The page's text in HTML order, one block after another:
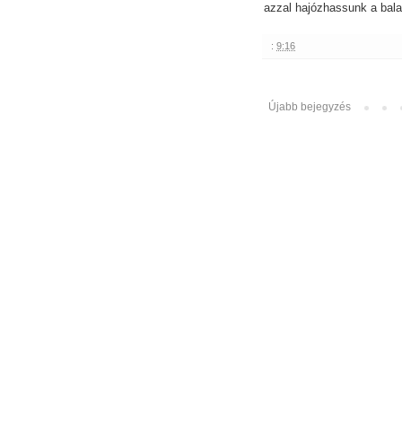
azzal hajózhassunk a
: 9:16
Újabb bejegyzés